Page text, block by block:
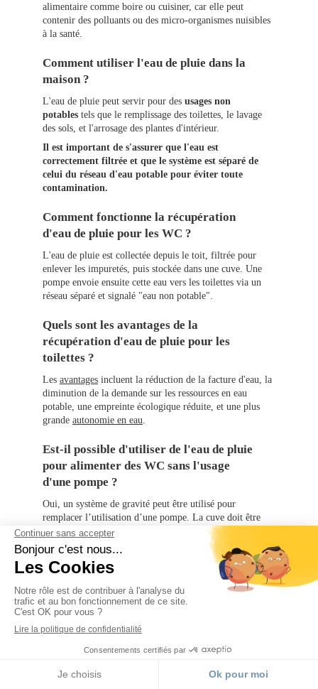
Appeler Localisation
alimentaire comme boire ou cuisiner, car elle peut
contenir des polluants ou des micro-organismes nuisibles
à la santé.
Comment utiliser l'eau de pluie dans la
maison ?
L'eau de pluie peut servir pour des usages non
potables tels que le remplissage des toilettes, le lavage
des sols, et l'arrosage des plantes d'intérieur.
Il est important de s'assurer que l'eau est
correctement filtrée et que le système est séparé de
celui du réseau d'eau potable pour éviter toute
contamination.
Comment fonctionne la récupération
d'eau de pluie pour les WC ?
L'eau de pluie est collectée depuis le toit, filtrée pour
enlever les impuretés, puis stockée dans une cuve. Une
pompe envoie ensuite cette eau vers les toilettes via un
réseau séparé et signalé "eau non potable".
Quels sont les avantages de la
récupération d'eau de pluie pour les
toilettes ?
Les avantages incluent la réduction de la facture d'eau, la
diminution de la demande sur les ressources en eau
potable, une empreinte écologique réduite, et une plus
grande autonomie en eau.
Est-il possible d'utiliser de l'eau de pluie
pour alimenter des WC sans l'usage
d'une pompe ?
Oui, un système de gravité peut être utilisé pour
remplacer l’utilisation d’une pompe. La cuve doit être
placée en hauteur pour que l'eau descende naturellement
vers les toilettes, assurant ainsi une pression suffisante.
Dois-je respecter une réglementation
pour utiliser l'eau de pluie dans les
toilettes ?
Oui, en France, l'utilisation de l'eau de pluie pour les
normes de sécurité strictes.